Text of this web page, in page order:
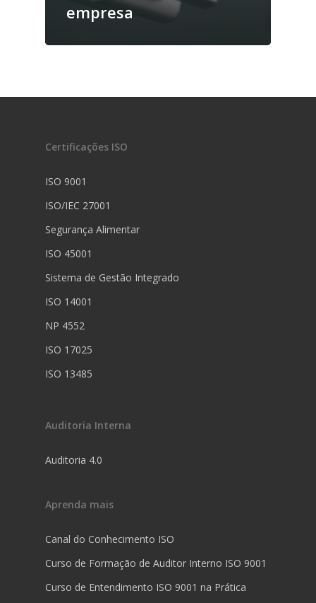
empresa
Certificações ISO
ISO 9001
ISO/IEC 27001
Segurança Alimentar
ISO 45001
Sistema de Gestão Integrado
ISO 14001
NP 4552
ISO 17025
ISO 13485
Auditoria Interna
Auditoria 4.0
Aprenda mais
Canal do Conhecimento ISO
Curso de Formação de Auditor Interno ISO 9001
Curso de Entendimento ISO 9001 na Prática